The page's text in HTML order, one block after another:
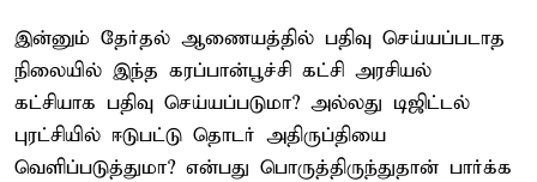
இன்னும் தேர்தல் ஆணையத்தில் பதிவு செய்யப்படாத
நிலையில் இந்த கரப்பான்பூச்சி கட்சி அரசியல்
கட்சியாக பதிவு செய்யப்படுமா? அல்லது டிஜிட்டல்
புரட்சியில் ஈடுபட்டு தொடர் அதிருப்தியை
வெளிப்படுத்துமா? என்பது பொருத்திருந்துதான் பார்க்க